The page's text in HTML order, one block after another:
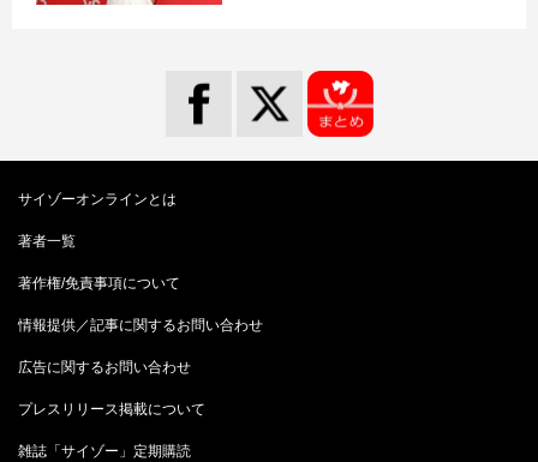
サイゾーオンラインとは
著者一覧
著作権/免責事項について
情報提供／記事に関するお問い合わせ
広告に関するお問い合わせ
プレスリリース掲載について
雑誌「サイゾー」定期購読